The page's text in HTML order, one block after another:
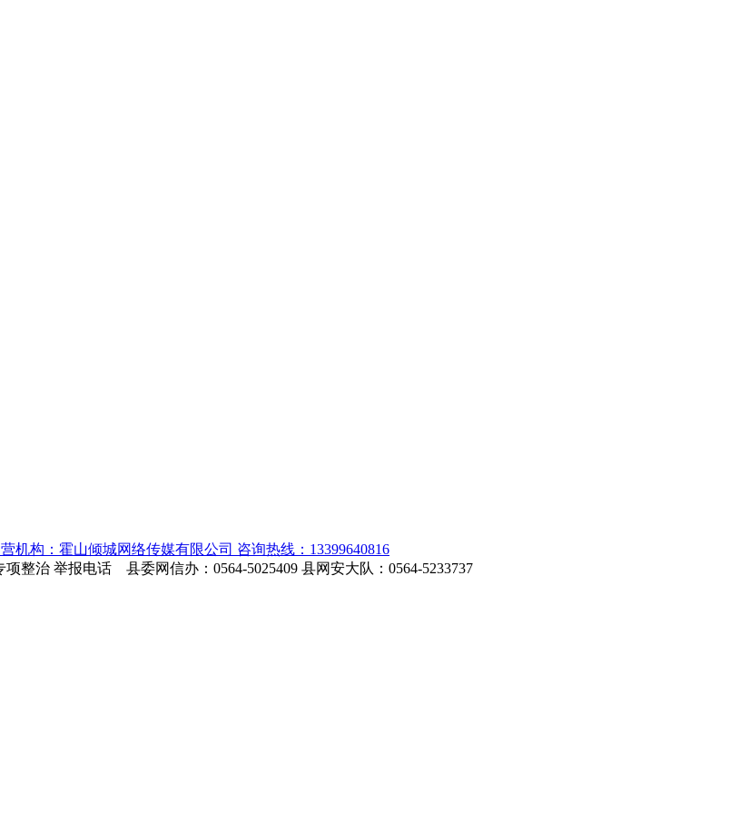
机构：霍山倾城网络传媒有限公司 咨询热线：13399640816
整治 举报电话 县委网信办：0564-5025409 县网安大队：0564-5233737